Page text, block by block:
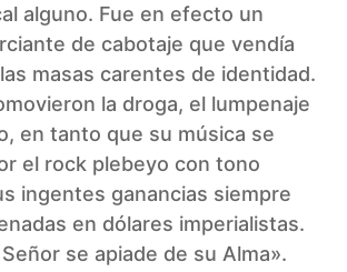
alguno. Fue en efecto un
de cabotaje que vendía
masas carentes de identidad.
la droga, el lumpenaje
en tanto que su música se
el rock plebeyo con tono
ingentes ganancias siempre
en dólares imperialistas.
se apiade de su Alma».